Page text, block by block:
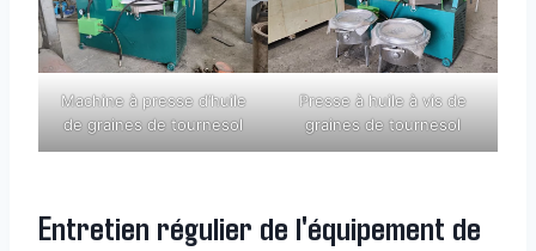
Machine à presse d’huile
de graines de tournesol
Presse à huile à vis de
graines de tournesol
Entretien régulier de l'équipement de